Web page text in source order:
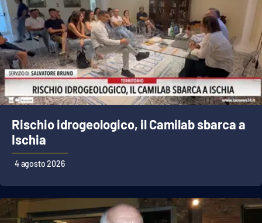
Rischio idrogeologico, il Camilab sbarca a
Ischia
4 agosto 2026